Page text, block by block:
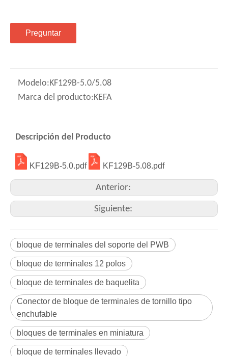
Preguntar
Modelo:KF129B-5.0/5.08
Marca del producto:KEFA
Descripción del Producto
KF129B-5.0.pdf KF129B-5.08.pdf
Anterior:
Siguiente:
bloque de terminales del soporte del PWB
bloque de terminales 12 polos
bloque de terminales de baquelita
Conector de bloque de terminales de tornillo tipo
enchufable
bloques de terminales en miniatura
bloque de terminales llevado